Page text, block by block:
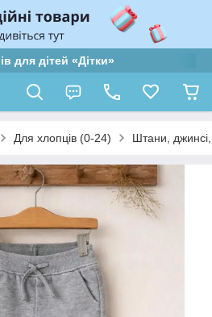
для дітей «Дітки»
Для хлопців (0-24) Штани,